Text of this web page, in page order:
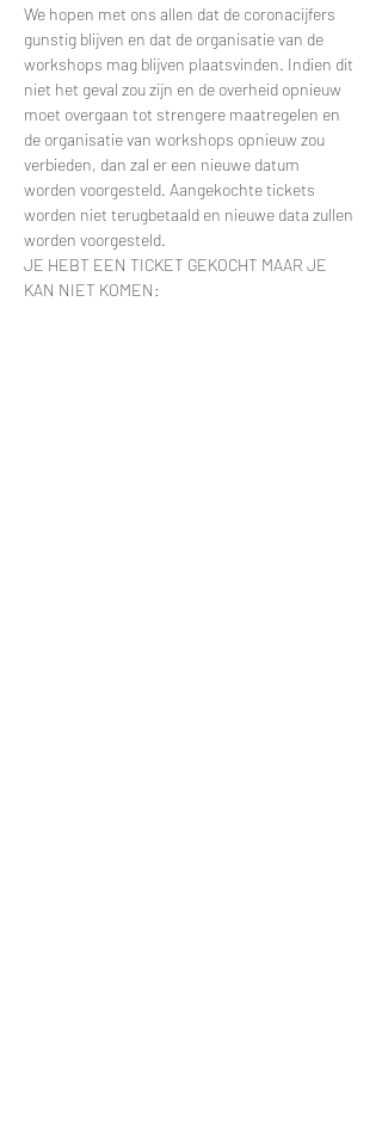
We hopen met ons allen dat de coronacijfers
gunstig blijven en dat de organisatie van de
workshops mag blijven plaatsvinden. Indien dit
niet het geval zou zijn en de overheid opnieuw
moet overgaan tot strengere maatregelen en
de organisatie van workshops opnieuw zou
verbieden, dan zal er een nieuwe datum
worden voorgesteld. Aangekochte tickets
worden niet terugbetaald en nieuwe data zullen
worden voorgesteld.
JE HEBT EEN TICKET GEKOCHT MAAR JE
KAN NIET KOMEN: